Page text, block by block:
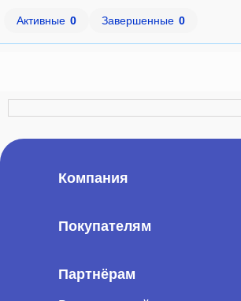
Активные 0 Завершенные 0
Компания
Покупателям
Партнёрам